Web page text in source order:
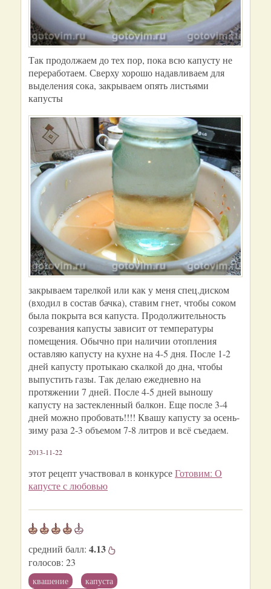
Так продолжаем до тех пор, пока всю капусту не
переработаем. Сверху хорошо надавливаем для
выделения сока, закрываем опять листьями
капусты
закрываем тарелкой или как у меня спец.диском
(входил в состав бачка), ставим гнет, чтобы соком
была покрыта вся капуста. Продолжительность
созревания капусты зависит от температуры
помещения. Обычно при наличии отопления
оставляю капусту на кухне на 4-5 дня. После 1-2
дней капусту протыкаю скалкой до дна, чтобы
выпустить газы. Так делаю ежедневно на
протяжении 7 дней. После 4-5 дней выношу
капусту на застекленный балкон. Еще после 3-4
дней можно пробовать!!!! Квашу капусту за осень-
зиму раза 2-3 объемом 7-8 литров и всё съедаем.
2013-11-22
этот рецепт участвовал в конкурсеГотовим: О
капусте с любовью
средний балл: 4.13
голосов: 23
квашение
капуста